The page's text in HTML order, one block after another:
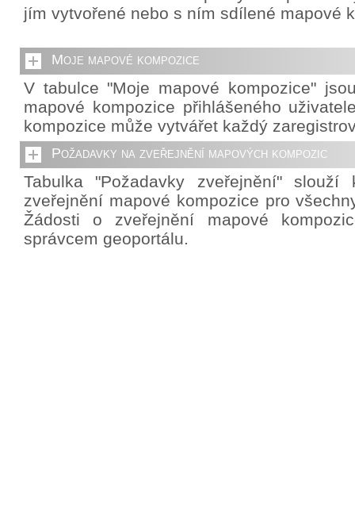
jím vytvořené nebo s ním sdílené mapové
Moje mapové kompozice
V tabulce "Moje mapové kompozice"
mapové kompozice přihlášeného
kompozice může vytvářet každý
Požadavky na zveřejnění mapových kompozic
Tabulka "Požadavky zveřejnění"
zveřejnění mapové kompozice pro
Žádosti o zveřejnění mapové
správcem geoportálu.